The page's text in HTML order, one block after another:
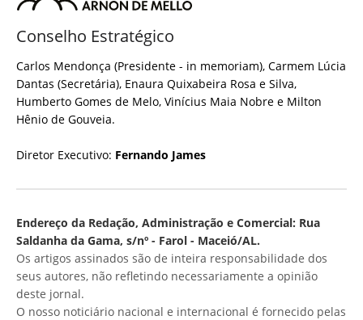
Conselho Estratégico
Carlos Mendonça (Presidente - in memoriam), Carmem Lúcia
Dantas (Secretária), Enaura Quixabeira Rosa e Silva,
Humberto Gomes de Melo, Vinícius Maia Nobre e Milton
Hênio de Gouveia.
Diretor Executivo: Fernando James
Endereço da Redação, Administração e Comercial: Rua
Saldanha da Gama, s/nº - Farol - Maceió/AL.
Os artigos assinados são de inteira responsabilidade dos
seus autores, não refletindo necessariamente a opinião
deste jornal.
O nosso noticiário nacional e internacional é fornecido pelas